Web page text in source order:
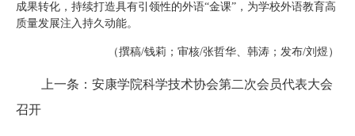
成果转化，持续打造具有引领性的外语“金课”，为学校外语教育高
质量发展注入持久动能。
（撰稿/钱莉；审核/张哲华、韩涛；发布/刘煜）
上一条：安康学院科学技术协会第二次会员代表大会
召开